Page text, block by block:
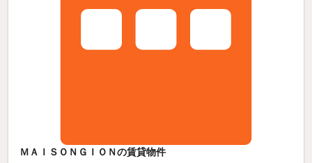
ＭＡＩＳＯＮＧＩＯＮの賃貸物件